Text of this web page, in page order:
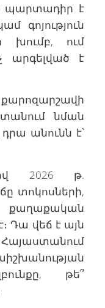
պարտադիր է
գոյություն
խումբ, ում
արգելված է
նման
դրա անունն է՝
2026 թ.
տոկոսների,
Դա վեճ է այն
թե՞